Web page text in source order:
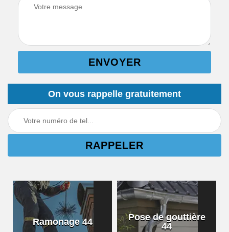
On vous rappelle gratuitement
Ramonage 44
Pose de gouttière
44